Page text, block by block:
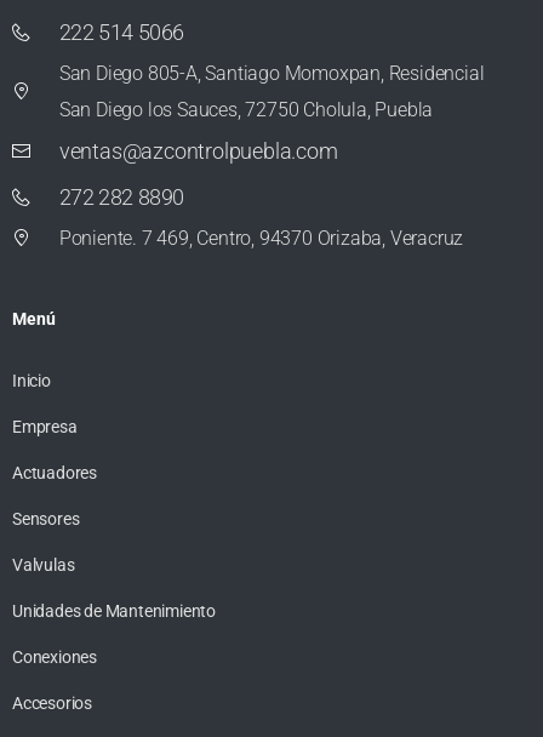
222 514 5066
San Diego 805-A, Santiago Momoxpan, Residencial
San Diego los Sauces, 72750 Cholula, Puebla
ventas@azcontrolpuebla.com
272 282 8890
Poniente. 7 469, Centro, 94370 Orizaba, Veracruz
Menú
Inicio
Empresa
Actuadores
Sensores
Valvulas
Unidades de Mantenimiento
Conexiones
Accesorios